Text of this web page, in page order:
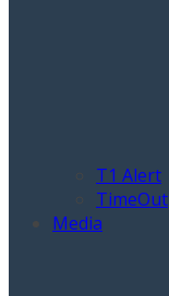
T1 Alert
TimeOut
Media